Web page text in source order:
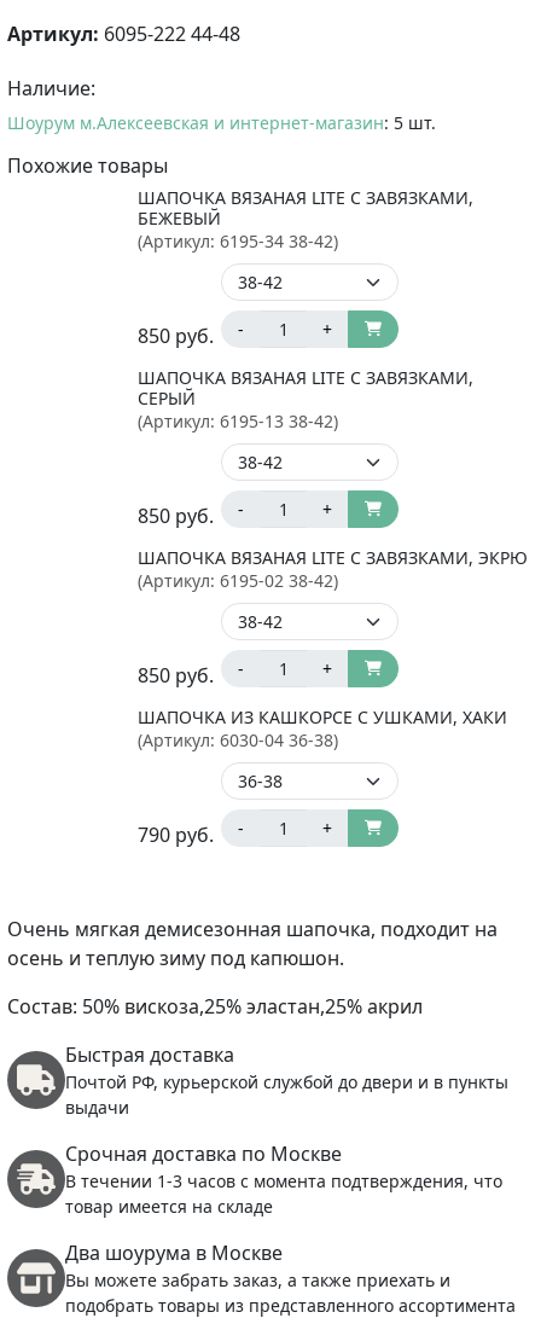
Артикул: 6095-222 44-48
Наличие:
Шоурум м.Алексеевская и интернет-магазин: 5 шт.
Похожие товары
ШАПОЧКА ВЯЗАНАЯ LITE С ЗАВЯЗКАМИ,
БЕЖЕВЫЙ
(Артикул: 6195-34 38-42)
850 руб. - +
ШАПОЧКА ВЯЗАНАЯ LITE С ЗАВЯЗКАМИ,
СЕРЫЙ
(Артикул: 6195-13 38-42)
850 руб. - +
ШАПОЧКА ВЯЗАНАЯ LITE С ЗАВЯЗКАМИ, ЭКРЮ
(Артикул: 6195-02 38-42)
850 руб. - +
ШАПОЧКА ИЗ КАШКОРСЕ С УШКАМИ, ХАКИ
(Артикул: 6030-04 36-38)
790 руб. - +
Очень мягкая демисезонная шапочка, подходит на
осень и теплую зиму под капюшон.
Состав: 50% вискоза,25% эластан,25% акрил
Быстрая доставка
Почтой РФ, курьерской службой до двери и в пункты
выдачи
Срочная доставка по Москве
В течении 1-3 часов с момента подтверждения, что
товар имеется на складе
Два шоурума в Москве
Вы можете забрать заказ, а также приехать и
подобрать товары из представленного ассортимента